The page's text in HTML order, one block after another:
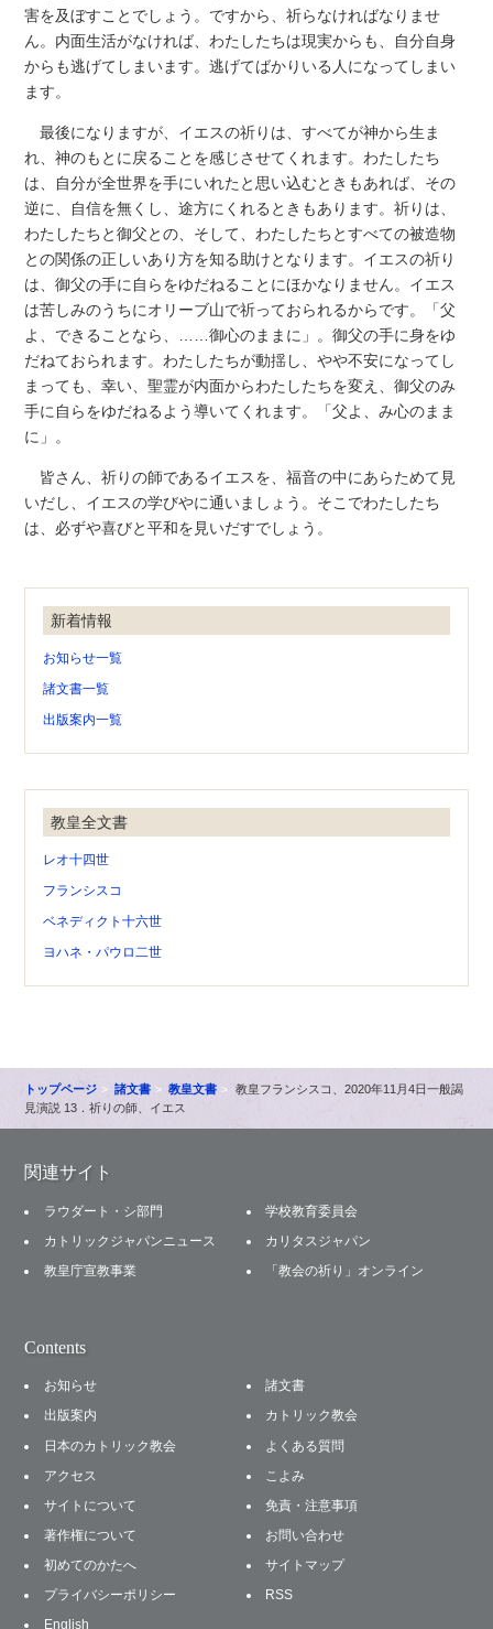
害を及ぼすことでしょう。ですから、祈らなければなりませ
ん。内面生活がなければ、わたしたちは現実からも、自分自身
からも逃げてしまいます。逃げてばかりいる人になってしまい
ます。
最後になりますが、イエスの祈りは、すべてが神から生ま
れ、神のもとに戻ることを感じさせてくれます。わたしたち
は、自分が全世界を手にいれたと思い込むときもあれば、その
逆に、自信を無くし、途方にくれるときもあります。祈りは、
わたしたちと御父との、そして、わたしたちとすべての被造物
との関係の正しいあり方を知る助けとなります。イエスの祈り
は、御父の手に自らをゆだねることにほかなりません。イエス
は苦しみのうちにオリーブ山で祈っておられるからです。「父
よ、できることなら、……御心のままに」。御父の手に身をゆ
だねておられます。わたしたちが動揺し、やや不安になってし
まっても、幸い、聖霊が内面からわたしたちを変え、御父のみ
手に自らをゆだねるよう導いてくれます。「父よ、み心のまま
に」。
皆さん、祈りの師であるイエスを、福音の中にあらためて見
いだし、イエスの学びやに通いましょう。そこでわたしたち
は、必ずや喜びと平和を見いだすでしょう。
新着情報
お知らせ一覧
諸文書一覧
出版案内一覧
教皇全文書
レオ十四世
フランシスコ
ベネディクト十六世
ヨハネ・パウロ二世
トップページ 諸文書 教皇文書
教皇フランシスコ、2020年11月4日一般謁
見演説 13．祈りの師、イエス
関連サイト
ラウダート・シ部門
学校教育委員会
カトリックジャパンニュース
カリタスジャパン
教皇庁宣教事業
「教会の祈り」オンライン
Contents
お知らせ
諸文書
出版案内
カトリック教会
日本のカトリック教会
よくある質問
アクセス
こよみ
サイトについて
免責・注意事項
著作権について
お問い合わせ
初めてのかたへ
サイトマップ
プライバシーポリシー
RSS
English